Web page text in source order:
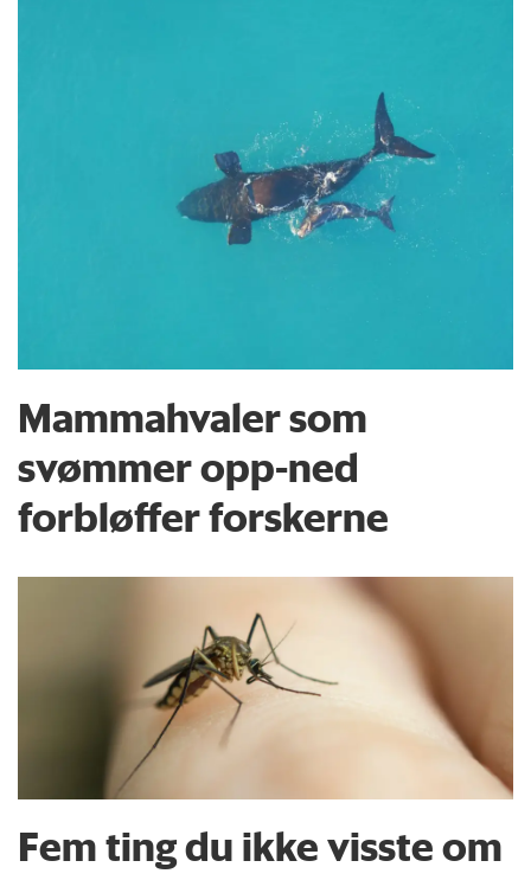
Mammahvaler som
svømmer opp-ned
forbløffer forskerne
Fem ting du ikke visste om